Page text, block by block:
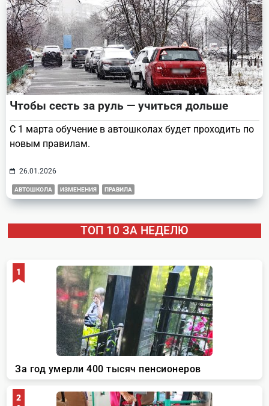
Чтобы сесть за руль — учиться дольше
С 1 марта обучение в автошколах будет проходить по
новым правилам.
26.01.2026
АВТОШКОЛА ИЗМЕНЕНИЯ ПРАВИЛА
ТОП 10 ЗА НЕДЕЛЮ